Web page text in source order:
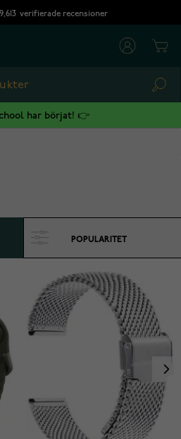
9,613 verifierade recensioner
har börjat! 👉